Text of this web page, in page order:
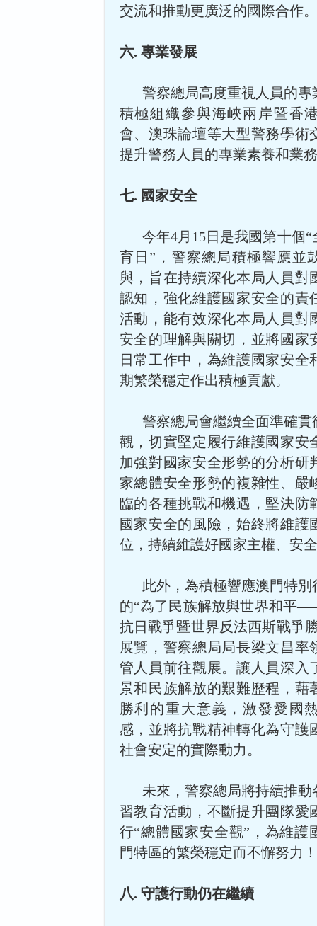
交流和推動更廣泛的國際合作。
六. 專業發展
警察總局高度重視人員的
積極組織參與海峽兩岸暨香
會、澳珠論壇等大型警務學術
提升警務人員的專業素養和業
七. 國家安全
今年4月15日是我國第十個
育日”，警察總局積極響應並
與，旨在持續深化本局人員對
認知，強化維護國家安全的責
活動，能有效深化本局人員對
安全的理解與關切，並將國家
日常工作中，為維護國家安全
期繁榮穩定作出積極貢獻。
警察總局會繼續全面準確
觀，切實堅定履行維護國家安
加強對國家安全形勢的分析研
家總體安全形勢的複雜性、嚴
臨的各種挑戰和機遇，堅決防
國家安全的風險，始終將維護
位，持續維護好國家主權、安
此外，為積極響應澳門特
的“為了民族解放與世界和平
抗日戰爭暨世界反法西斯戰爭
展覽，警察總局局長梁文昌率
管人員前往觀展。讓人員深入
景和民族解放的艱難歷程，藉
勝利的重大意義，激發愛國
感，並將抗戰精神轉化為守護
社會安定的實際動力。
未來，警察總局將持續推
習教育活動，不斷提升團隊愛
行“總體國家安全觀”，為維護
門特區的繁榮穩定而不懈努力！
八. 守護行動仍在繼續